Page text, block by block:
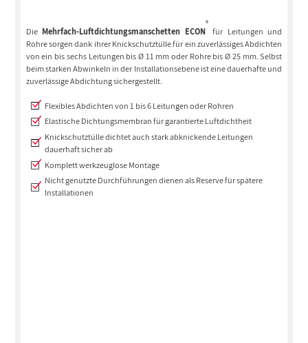
Die Mehrfach-Luftdichtungsmanschetten ECON
®
für Leitungen und
Rohre sorgen dank ihrer Knickschutztülle für ein zuverlässiges Abdichten
von ein bis sechs Leitungen bis Ø 11 mm oder Rohre bis Ø 25 mm. Selbst
beim starken Abwinkeln in der Installationsebene ist eine dauerhafte und
zuverlässige Abdichtung sichergestellt.
Flexibles Abdichten von 1 bis 6 Leitungen oder Rohren
Elastische Dichtungsmembran für garantierte Luftdichtheit
Knickschutztülle dichtet auch stark abknickende Leitungen
dauerhaft sicher ab
Komplett werkzeuglose Montage
Nicht genutzte Durchführungen dienen als Reserve für spätere
Installationen